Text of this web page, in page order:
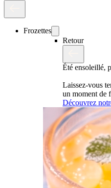
Frozettes
Retour
Été ensoleillé,
Laissez-vous
un moment de
Découvrez